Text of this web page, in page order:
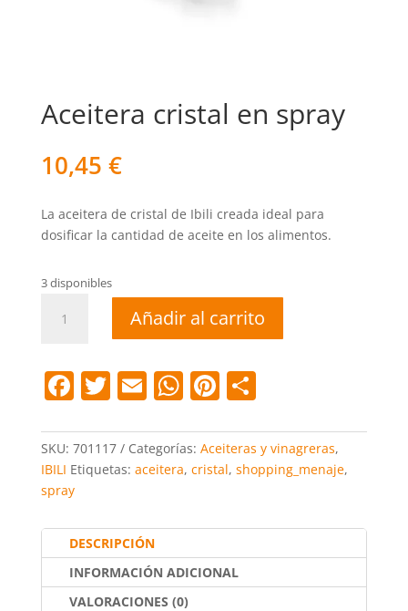
Aceitera cristal en spray
10,45 €
La aceitera de cristal de Ibili creada ideal para
dosificar la cantidad de aceite en los alimentos.
3 disponibles
cristal
cantidad
Añadir al carrito
F
c
e
b
o
o
k
T
itt
er
E
ai
l
W
at
s
p
p
Pi
er
e
C
m
p
tir
SKU: 701117 Categorías: Aceiteras y vinagreras,
IBILI Etiquetas: aceitera, cristal, shopping_menaje,
spray
DESCRIPCIÓN
INFORMACIÓN ADICIONAL
VALORACIONES (0)